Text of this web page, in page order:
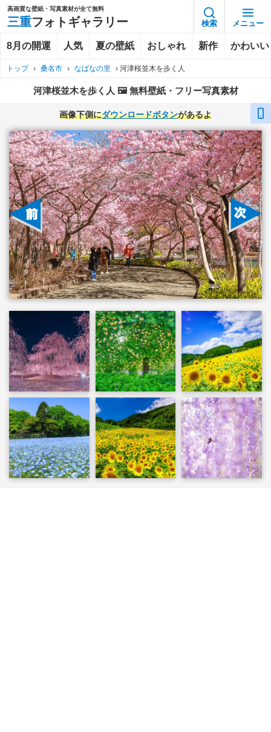
高画質な壁紙・写真素材が全て無料
三重フォトギャラリー 検索 メニュー
8月の開運 人気 夏の壁紙 おしゃれ 新作 かわいい
トップ › 桑名市 › なばなの里 › 河津桜並木を歩く人
河津桜並木を歩く人 🖼️ 無料壁紙・フリー写真素材
画像下側にダウンロードボタンがあるよ